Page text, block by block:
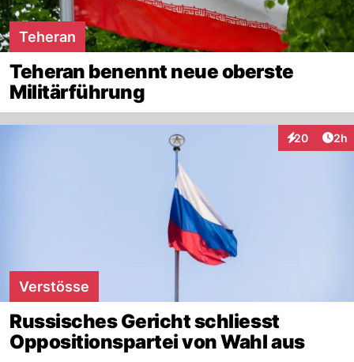
Teheran
Teheran benennt neue oberste
Militärführung
20
Interaktionen
2h
Verstösse
Russisches Gericht schliesst
Oppositionspartei von Wahl aus